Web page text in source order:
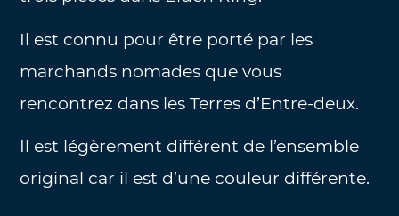
Il est connu pour être porté par les
marchands nomades que vous
rencontrez dans les Terres d’Entre-deux.
Il est légèrement différent de l’ensemble
original car il est d’une couleur différente.